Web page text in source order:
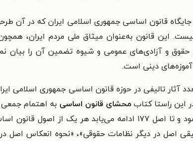
قانون اساسی جمهوری اسلامی ایران که در آن
این قانون به‌عنوان میثاق ملی مردم ایران،
حقوق و آزادی‌های عمومی و شیوه تضمین آن را بیان
دینی است.
آثار تالیفی در حوزه قانون اساسی جمهوری
این راستا کتاب محشای قانون اساسی به اهتمام جمعی
آغاز می‌شود و تا اصل ۱۷۷ ادامه می‌یابد هر
اصل در دیگر نظامات حقوقی»، «نحوه انعکاس اصل